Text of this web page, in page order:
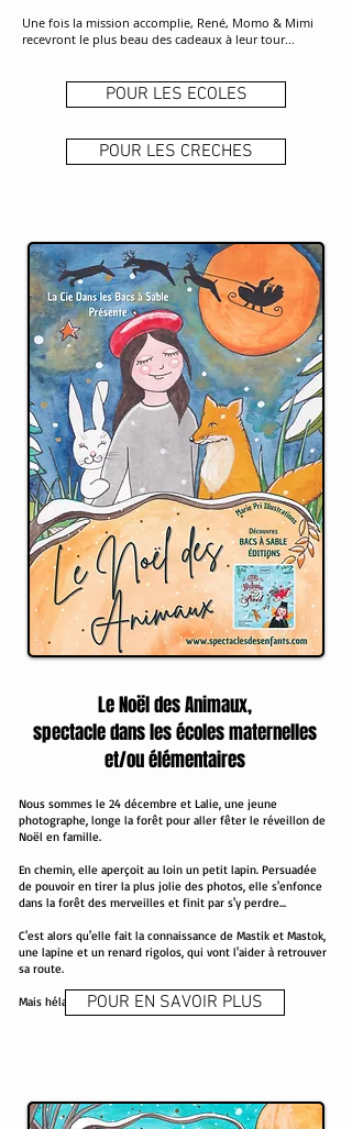
Une fois la mission accomplie, René, Momo & Mimi
recevront le plus beau des cadeaux à leur tour...
POUR LES ECOLES
POUR LES CRECHES
Le Noël des Animaux,
spectacle dans les écoles maternelles
et/ou élémentaires
Nous sommes le 24 décembre et Lalie, une jeune
photographe, longe la forêt pour aller fêter le réveillon de
Noël en famille.
En chemin, elle aperçoit au loin un petit lapin. Persuadée
de pouvoir en tirer la plus jolie des photos, elle s'enfonce
dans la forêt des merveilles et finit par s'y perdre...
C'est alors qu'elle fait la connaissance de Mastik et Mastok,
une lapine et un renard rigolos, qui vont l'aider à retrouver
sa route.
Mais hélas, rien ne se passe comme prévu...
POUR EN SAVOIR PLUS